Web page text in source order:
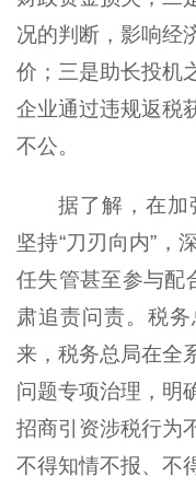
况的判断，影响经
价；三是助长投机
企业通过违规返税
不公。
据了解，在加
坚持“刀刃向内”，
任失管甚至参与配
肃追责问责。税
来，税务总局在全
问题专项治理，明
招商引资涉税行为
不得知情不报、不